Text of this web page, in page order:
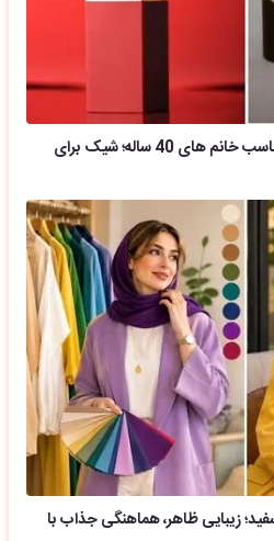
ایده آل ترین رنگ های رژ لب مناسب خانم های 40 ساله؛ شیک برای
زیبایی ظاهر، هماهنگی جذاب با